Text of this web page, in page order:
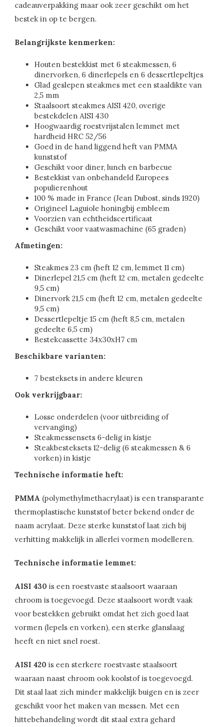
cadeauverpakking maar ook zeer geschikt om het
bestek in op te bergen.
Belangrijkste kenmerken:
Houten bestekkist met 6 steakmessen, 6
dinervorken, 6 dinerlepels en 6 dessertlepeltjes
Glad geslepen steakmes met een staaldikte van
2,5 mm
Staalsoort steakmes AISI 420, overige
bestekdelen AISI 430
Hoogwaardig roestvrijstalen lemmet met
hardheid HRC 52/56
Goed in de hand liggend heft van PMMA
kunststof
Geschikt voor diner, lunch en barbecue
Bestekkist van onbehandeld Europees
populierenhout
100 % made in France (Jean Dubost, sinds 1920)
Origineel Laguiole honingbij embleem
Voorzien van echtheidscertificaat
Geschikt voor vaatwasmachine (65 graden)
Afmetingen:
Steakmes 23 cm (heft 12 cm, lemmet 11 cm)
Dinerlepel 21,5 cm (heft 12 cm, metalen gedeelte
9,5 cm)
Dinervork 21,5 cm (heft 12 cm, metalen gedeelte
9,5 cm)
Dessertlepeltje 15 cm (heft 8,5 cm, metalen
gedeelte 6,5 cm)
Bestekcassette 34x30xH7 cm
Beschikbare varianten:
7 besteksets in andere kleuren
Ook verkrijgbaar:
Losse onderdelen (voor uitbreiding of
vervanging)
Steakmessensets 6-delig in kistje
Steakbesteksets 12-delig (6 steakmessen & 6
vorken) in kistje
Technische informatie heft:
PMMA (polymethylmethacrylaat) is een transparante
thermoplastische kunststof beter bekend onder de
naam acrylaat. Deze sterke kunststof laat zich bij
verhitting makkelijk in allerlei vormen modelleren.
Technische informatie lemmet:
AISI 430 is een roestvaste staalsoort waaraan
chroom is toegevoegd. Deze staalsoort wordt vaak
voor bestekken gebruikt omdat het zich goed laat
vormen (lepels en vorken), een sterke glanslaag
heeft en niet snel roest.
AISI 420 is een sterkere roestvaste staalsoort
waaraan naast chroom ook koolstof is toegevoegd.
Dit staal laat zich minder makkelijk buigen en is zeer
geschikt voor het maken van messen. Met een
hittebehandeling wordt dit staal extra gehard